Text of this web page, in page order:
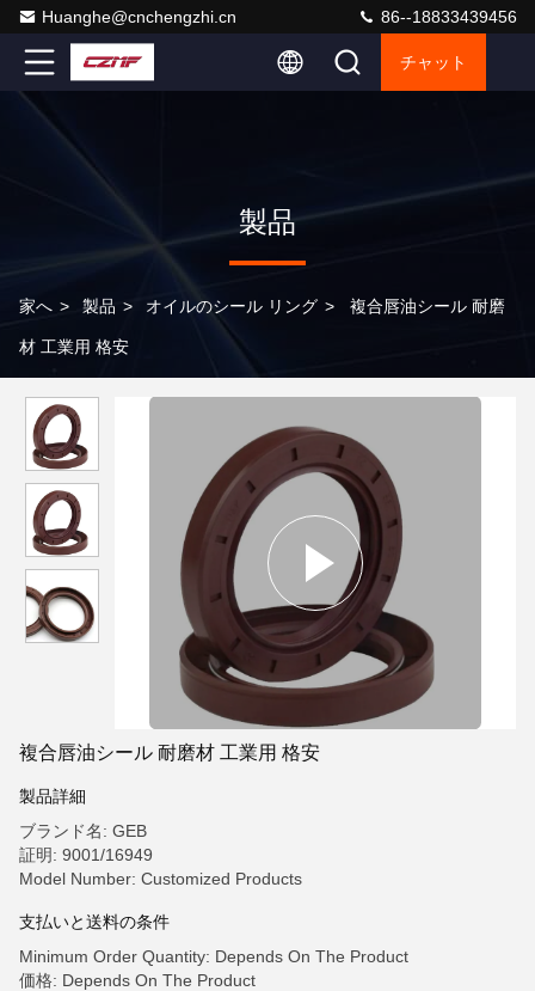
Huanghe@cnchengzhi.cn 86--18833439456
チャット
製品
家へ > 製品 > オイルのシール リング > 複合唇油シール 耐磨
材 工業用 格安
複合唇油シール 耐磨材 工業用 格安
製品詳細
ブランド名: GEB
証明: 9001/16949
Model Number: Customized Products
支払いと送料の条件
Minimum Order Quantity: Depends On The Product
価格: Depends On The Product